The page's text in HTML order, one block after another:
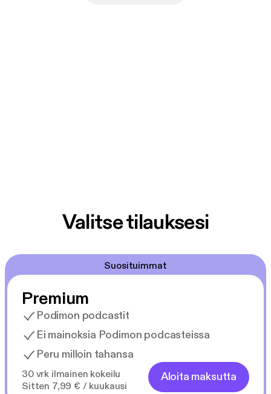
Valitse tilauksesi
Suosituimmat
Premium
Podimon podcastit
Ei mainoksia Podimon podcasteissa
Peru milloin tahansa
30 vrk ilmainen kokeilu
Sitten 7,99 € / kuukausi
Aloita maksutta